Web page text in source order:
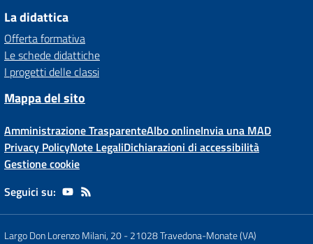
La didattica
Offerta formativa
Le schede didattiche
I progetti delle classi
Mappa del sito
Amministrazione TrasparenteAlbo onlineInvia una MAD
Privacy PolicyNote LegaliDichiarazioni di accessibilità
Gestione cookie
Seguici su:
Largo Don Lorenzo Milani, 20-21028 Travedona-Monate (VA)